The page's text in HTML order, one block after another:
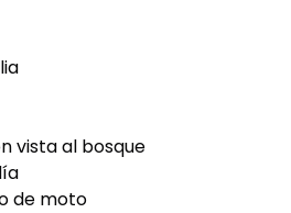
vista al bosque
de moto